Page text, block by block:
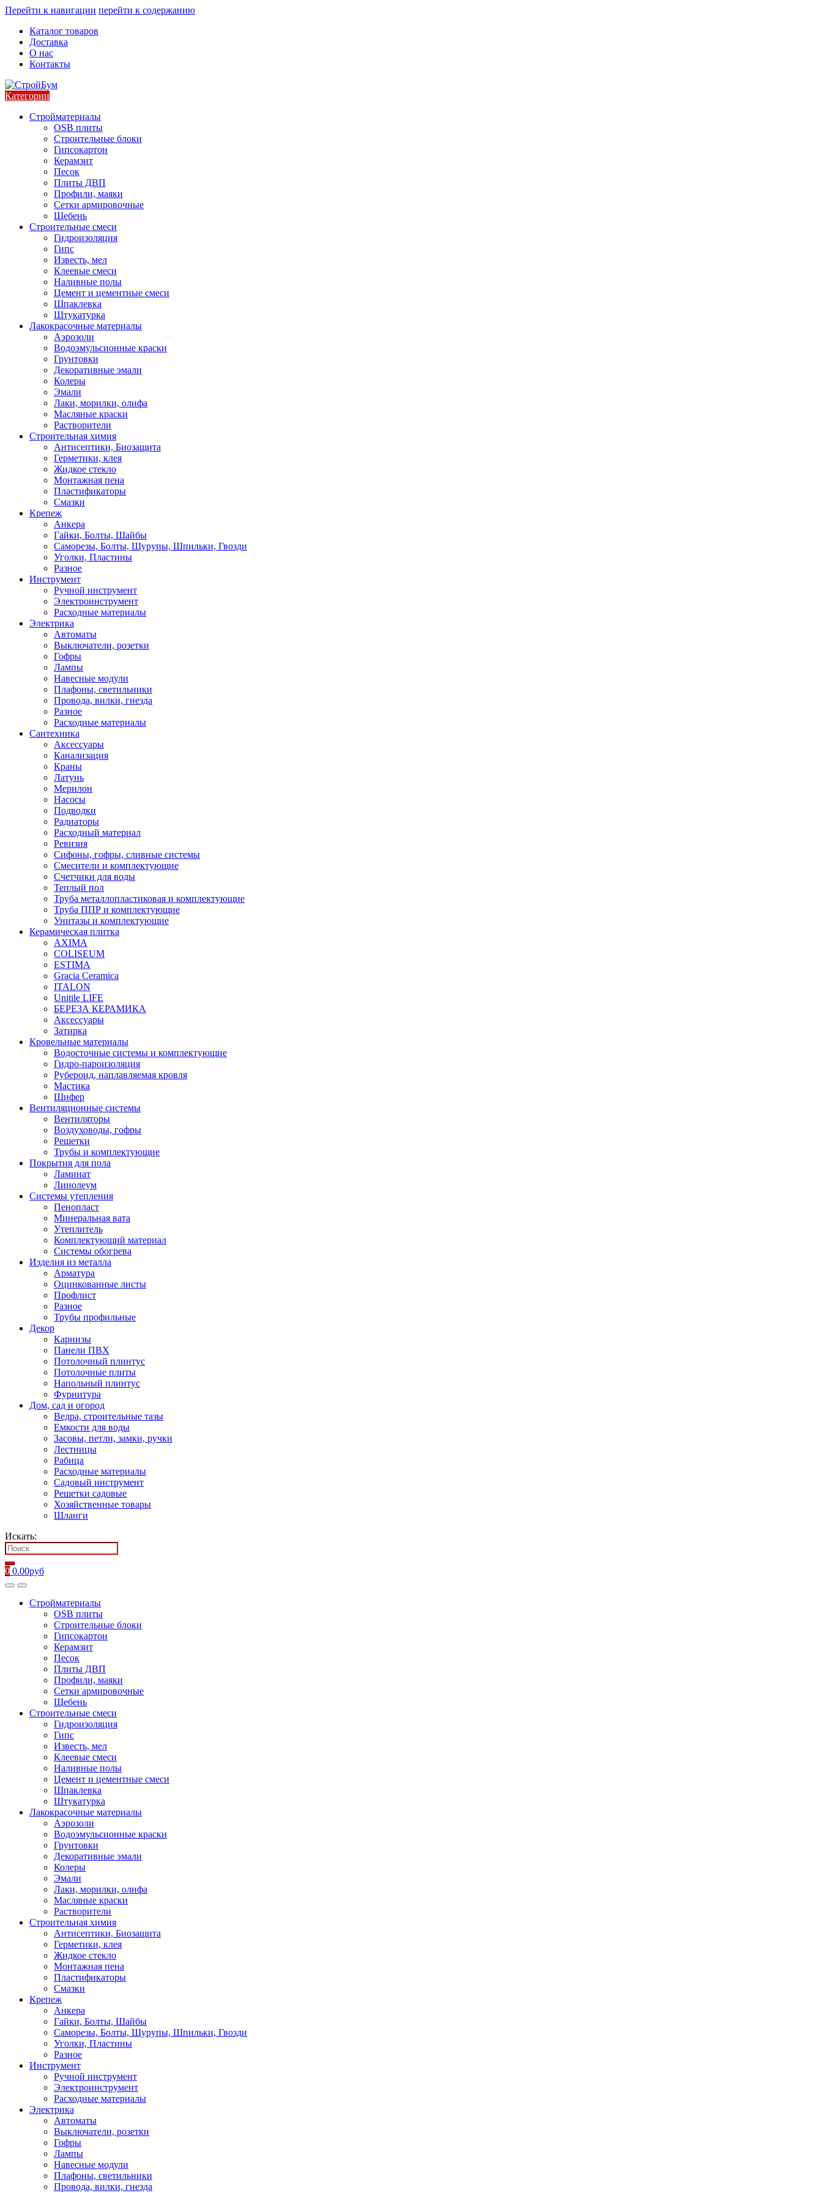
Перейти к навигации перейти к содержанию
Каталог товаров
Доставка
О нас
Контакты
Категории
Стройматериалы
OSB плиты
Строительные блоки
Гипсокартон
Керамзит
Песок
Плиты ДВП
Профили, маяки
Сетки армировочные
Щебень
Строительные смеси
Гидроизоляция
Гипс
Известь, мел
Клеевые смеси
Наливные полы
Цемент и цементные смеси
Шпаклевка
Штукатурка
Лакокрасочные материалы
Аэрозоли
Водоэмульсионные краски
Грунтовки
Декоративные эмали
Колеры
Эмали
Лаки, морилки, олифа
Масляные краски
Растворители
Строительная химия
Антисептики, Биозащита
Герметики, клея
Жидкое стекло
Монтажная пена
Пластификаторы
Смазки
Крепеж
Анкера
Гайки, Болты, Шайбы
Саморезы, Болты, Шурупы, Шпильки, Гвозди
Уголки, Пластины
Разное
Инструмент
Ручной инструмент
Электроинструмент
Расходные материалы
Электрика
Автоматы
Выключатели, розетки
Гофры
Лампы
Навесные модули
Плафоны, светильники
Провода, вилки, гнезда
Разное
Расходные материалы
Сантехника
Аксессуары
Канализация
Краны
Латунь
Мерилон
Насосы
Подводки
Радиаторы
Расходный материал
Ревизия
Сифоны, гофры, сливные системы
Смесители и комплектующие
Счетчики для воды
Теплый пол
Труба металлопластиковая и комплектующие
Труба ППР и комплектующие
Унитазы и комплектующие
Керамическая плитка
AXIMA
COLISEUM
ESTIMA
Gracia Ceramica
ITALON
Unitile LIFE
БЕРЕЗА КЕРАМИКА
Аксессуары
Затирка
Кровельные материалы
Водосточные системы и комплектующие
Гидро-пароизоляция
Рубероид, наплавляемая кровля
Мастика
Шифер
Вентиляционные системы
Вентиляторы
Воздуховоды, гофры
Решетки
Трубы и комплектующие
Покрытия для пола
Ламинат
Линолеум
Системы утепления
Пенопласт
Минеральная вата
Утеплитель
Комплектующий материал
Системы обогрева
Изделия из металла
Арматура
Оцинкованные листы
Профлист
Разное
Трубы профильные
Декор
Карнизы
Панели ПВХ
Потолочный плинтус
Потолочные плиты
Напольный плинтус
Фурнитура
Дом, сад и огород
Ведра, строительные тазы
Емкости для воды
Засовы, петли, замки, ручки
Лестницы
Рабица
Расходные материалы
Садовый инструмент
Решетки садовые
Хозяйственные товары
Шланги
Искать:
0 0.00руб
Стройматериалы
OSB плиты
Строительные блоки
Гипсокартон
Керамзит
Песок
Плиты ДВП
Профили, маяки
Сетки армировочные
Щебень
Строительные смеси
Гидроизоляция
Гипс
Известь, мел
Клеевые смеси
Наливные полы
Цемент и цементные смеси
Шпаклевка
Штукатурка
Лакокрасочные материалы
Аэрозоли
Водоэмульсионные краски
Грунтовки
Декоративные эмали
Колеры
Эмали
Лаки, морилки, олифа
Масляные краски
Растворители
Строительная химия
Антисептики, Биозащита
Герметики, клея
Жидкое стекло
Монтажная пена
Пластификаторы
Смазки
Крепеж
Анкера
Гайки, Болты, Шайбы
Саморезы, Болты, Шурупы, Шпильки, Гвозди
Уголки, Пластины
Разное
Инструмент
Ручной инструмент
Электроинструмент
Расходные материалы
Электрика
Автоматы
Выключатели, розетки
Гофры
Лампы
Навесные модули
Плафоны, светильники
Провода, вилки, гнезда